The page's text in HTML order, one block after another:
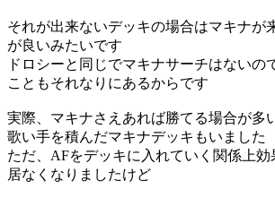
それが出来ないデッキの場合はマキナが
が良いみたいです
ドロシーと同じでマキナサーチはないの
こともそれなりにあるからです
実際、マキナさえあれば勝てる場合が多
歌い手を積んだマキナデッキもいました
ただ、AFをデッキに入れていく関係上
居なくなりましたけど